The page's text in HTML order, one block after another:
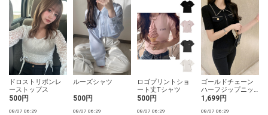
ドロストリボンレ
ーストップス
500円
ルーズシャツ
500円
ロゴプリントショ
ート丈Tシャツ
500円
ゴールドチェーン
ハーフジップニッ
トトップス
1,699円
08/07 06:29 08/07 06:29 08/07 06:29 08/07 06:29